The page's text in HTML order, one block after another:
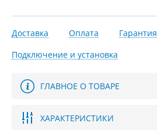
Доставка Оплата
Гарантия
Подключение и установка
ГЛАВНОЕ О ТОВАРЕ
ХАРАКТЕРИСТИКИ